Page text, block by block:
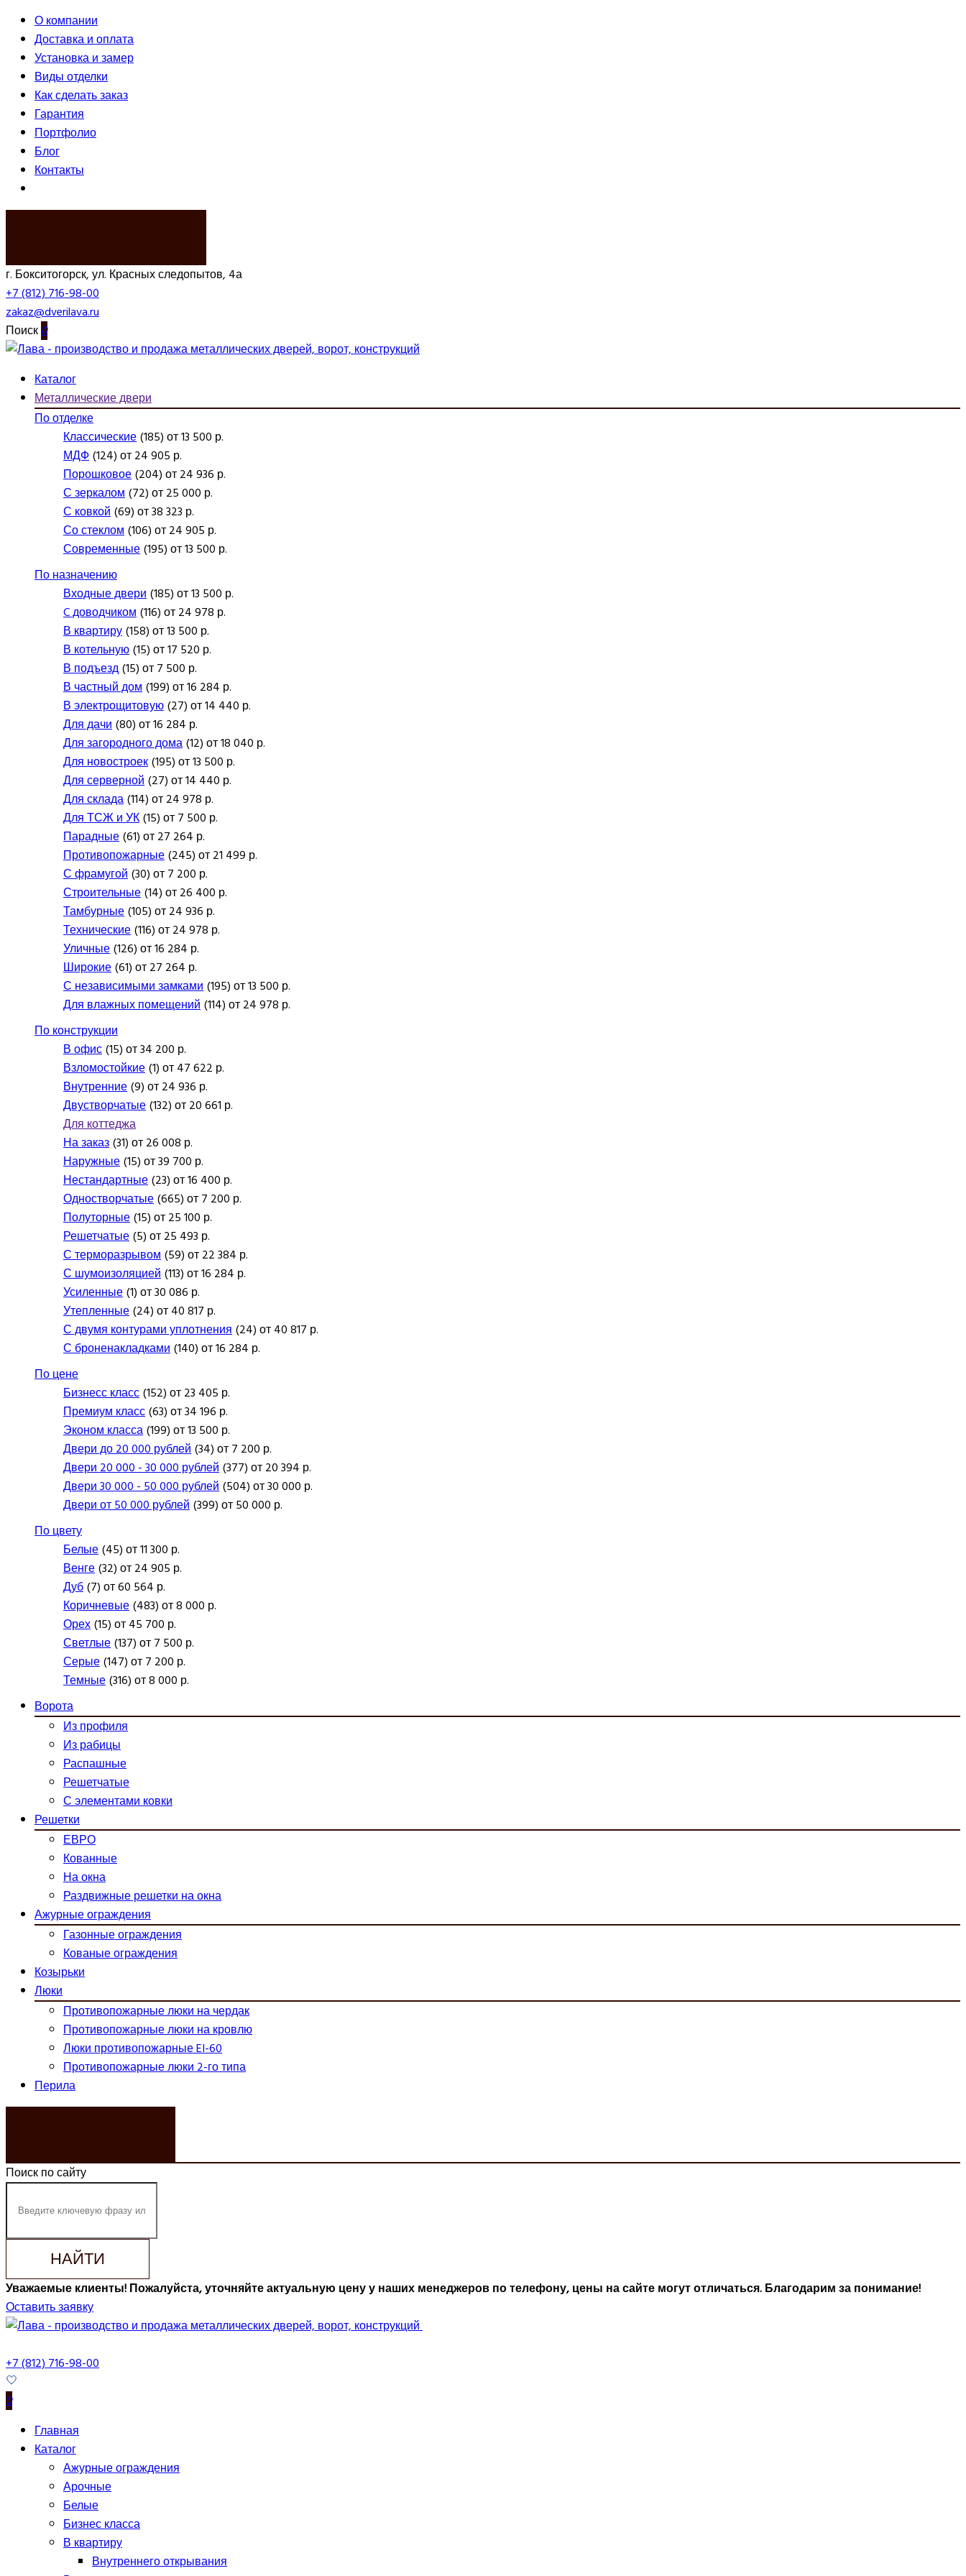
О компании
Доставка и оплата
Установка и замер
Виды отделки
Как сделать заказ
Гарантия
Портфолио
Блог
Контакты
г. Бокситогорск, ул. Красных следопытов, 4а
+7 (812) 716-98-00
zakaz@dverilava.ru
Поиск0
Каталог
Металлические двери
По отделке
Классические(185) от 13 500 р.
МДФ(124) от 24 905 р.
Порошковое(204) от 24 936 р.
С зеркалом(72) от 25 000 р.
С ковкой(69) от 38 323 р.
Со стеклом(106) от 24 905 р.
Современные(195) от 13 500 р.
По назначению
Входные двери(185) от 13 500 р.
C доводчиком(116) от 24 978 р.
В квартиру(158) от 13 500 р.
В котельную(15) от 17 520 р.
В подъезд(15) от 7 500 р.
В частный дом(199) от 16 284 р.
В электрощитовую(27) от 14 440 р.
Для дачи(80) от 16 284 р.
Для загородного дома(12) от 18 040 р.
Для новостроек(195) от 13 500 р.
Для серверной(27) от 14 440 р.
Для склада(114) от 24 978 р.
Для ТСЖ и УК(15) от 7 500 р.
Парадные(61) от 27 264 р.
Противопожарные(245) от 21 499 р.
С фрамугой(30) от 7 200 р.
Строительные(14) от 26 400 р.
Тамбурные(105) от 24 936 р.
Технические(116) от 24 978 р.
Уличные(126) от 16 284 р.
Широкие(61) от 27 264 р.
С независимыми замками(195) от 13 500 р.
Для влажных помещений(114) от 24 978 р.
По конструкции
В офис(15) от 34 200 р.
Взломостойкие(1) от 47 622 р.
Внутренние(9) от 24 936 р.
Двустворчатые(132) от 20 661 р.
Для коттеджа
На заказ(31) от 26 008 р.
Наружные(15) от 39 700 р.
Нестандартные(23) от 16 400 р.
Одностворчатые(665) от 7 200 р.
Полуторные(15) от 25 100 р.
Решетчатые(5) от 25 493 р.
С терморазрывом(59) от 22 384 р.
С шумоизоляцией(113) от 16 284 р.
Усиленные(1) от 30 086 р.
Утепленные(24) от 40 817 р.
С двумя контурами уплотнения(24) от 40 817 р.
С броненакладками(140) от 16 284 р.
По цене
Бизнесс класс(152) от 23 405 р.
Премиум класс(63) от 34 196 р.
Эконом класса(199) от 13 500 р.
Двери до 20 000 рублей(34) от 7 200 р.
Двери 20 000 - 30 000 рублей(377) от 20 394 р.
Двери 30 000 - 50 000 рублей(504) от 30 000 р.
Двери от 50 000 рублей(399) от 50 000 р.
По цвету
Белые(45) от 11 300 р.
Венге(32) от 24 905 р.
Дуб(7) от 60 564 р.
Коричневые(483) от 8 000 р.
Орех(15) от 45 700 р.
Светлые(137) от 7 500 р.
Серые(147) от 7 200 р.
Темные(316) от 8 000 р.
Ворота
Из профиля
Из рабицы
Распашные
Решетчатые
С элементами ковки
Решетки
ЕВРО
Кованные
На окна
Раздвижные решетки на окна
Ажурные ограждения
Газонные ограждения
Кованые ограждения
Козырьки
Люки
Противопожарные люки на чердак
Противопожарные люки на кровлю
Люки противопожарные EI-60
Противопожарные люки 2-го типа
Перила
Поиск по сайту
НАЙТИ
Уважаемые клиенты! Пожалуйста, уточняйте актуальную цену у наших менеджеров по телефону, цены на сайте могут отличаться. Благодарим за понимание!
Оставить заявку
+7 (812) 716-98-00
0
Главная
Каталог
Ажурные ограждения
Арочные
Белые
Бизнес класса
В квартиру
Внутреннего открывания